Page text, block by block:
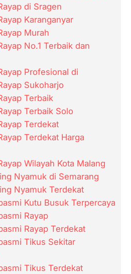
di Sragen
Karanganyar
Murah
No.1 Terbaik dan
Profesional di
Sukoharjo
Terbaik
Terbaik Solo
Terdekat
Terdekat Harga
Wilayah Kota Malang
Nyamuk di Semarang
Nyamuk Terdekat
Kutu Busuk Terpercaya
Rayap
Rayap Terdekat
Tikus Sekitar
Tikus Terdekat